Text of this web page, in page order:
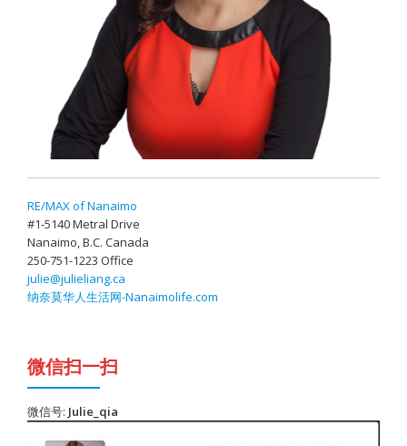
RE/MAX of Nanaimo
#1-5140 Metral Drive
Nanaimo, B.C. Canada
250-751-1223 Office
julie@julieliang.ca
纳奈莫华人生活网-Nanaimolife.com
微信扫一扫
微信号: Julie_qia